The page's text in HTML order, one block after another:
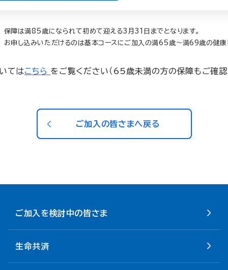
保障は満85歳になられて初めて迎える3月31日までとなります。
お申し込みいただけるのは基本コースにご加入の満65歳〜満69歳の健康
てはこちら をご覧ください（65歳未満の方の保障もご確認
ご加入の皆さまへ戻る
ご加入を検討中の皆さま
生命共済